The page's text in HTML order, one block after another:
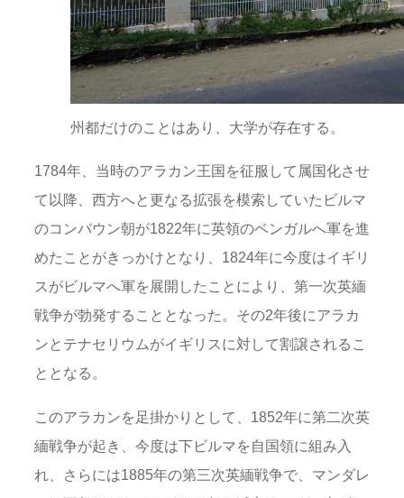
州都だけのことはあり、大学が存在する。
1784年、当時のアラカン王国を征服して属国化させ
て以降、西方へと更なる拡張を模索していたビルマ
のコンバウン朝が1822年に英領のベンガルへ軍を進
めたことがきっかけとなり、1824年に今度はイギリ
スがビルマへ軍を展開したことにより、第一次英緬
戦争が勃発することとなった。その2年後にアラカ
ンとテナセリウムがイギリスに対して割譲されるこ
ととなる。
このアラカンを足掛かりとして、1852年に第二次英
緬戦争が起き、今度は下ビルマを自国領に組み入
れ、さらには1885年の第三次英緬戦争で、マンダレ